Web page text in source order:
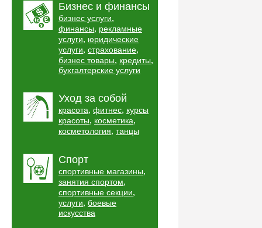
Бизнес и финансы
бизнес услуги,
финансы, рекламные
услуги, юридические
услуги, страхование,
бизнес товары, кредиты,
бухгалтерские услуги
Уход за собой
красота, фитнес, курсы
красоты, косметика,
косметология, танцы
Спорт
спортивные магазины,
занятия спортом,
спортивные секции,
услуги, боевые
искусства